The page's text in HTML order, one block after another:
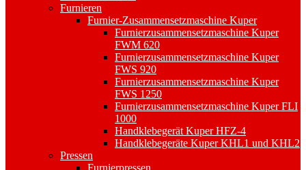
Furnieren
Furnier-Zusammensetzmaschine Kuper
Furnierzusammensetzmaschine Kuper
FWM 620
Furnierzusammensetzmaschine Kuper
FWS 920
Furnierzusammensetzmaschine Kuper
FWS 1250
Furnierzusammensetzmaschine Kuper FLI
1000
Handklebegerät Kuper HFZ-4
Handklebegeräte Kuper KHL1 und KHL2
Pressen
Furnierpressen